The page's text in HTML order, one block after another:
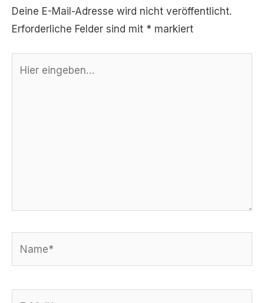
Deine E-Mail-Adresse wird nicht veröffentlicht.
Erforderliche Felder sind mit * markiert
eingeben…